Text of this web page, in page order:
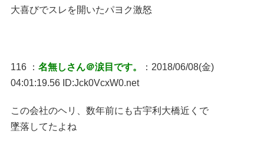
大喜びでスレを開いたパヨク激怒
116 ： 名無しさん＠涙目です。
：2018/06/08(金)
04:01:19.56 ID:Jck0VcxW0.net
この会社のヘリ、数年前にも古宇利大橋近くで
墜落してたよね